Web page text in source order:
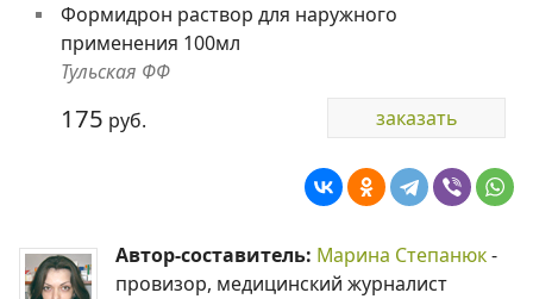
Формидрон раствор для наружного
применения 100мл
Тульская ФФ
175 руб. заказать
Автор-составитель: Марина Степанюк-
провизор, медицинский журналист